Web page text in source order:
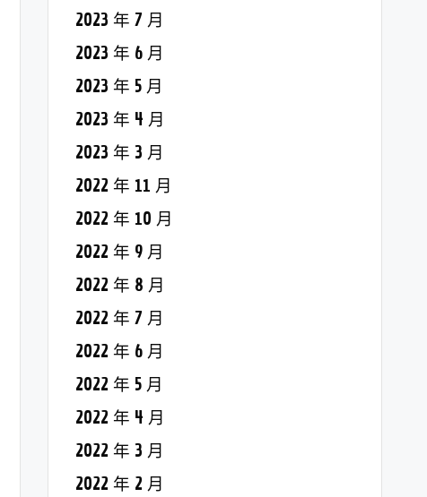
2023 年 7 月
2023 年 6 月
2023 年 5 月
2023 年 4 月
2023 年 3 月
2022 年 11 月
2022 年 10 月
2022 年 9 月
2022 年 8 月
2022 年 7 月
2022 年 6 月
2022 年 5 月
2022 年 4 月
2022 年 3 月
2022 年 2 月